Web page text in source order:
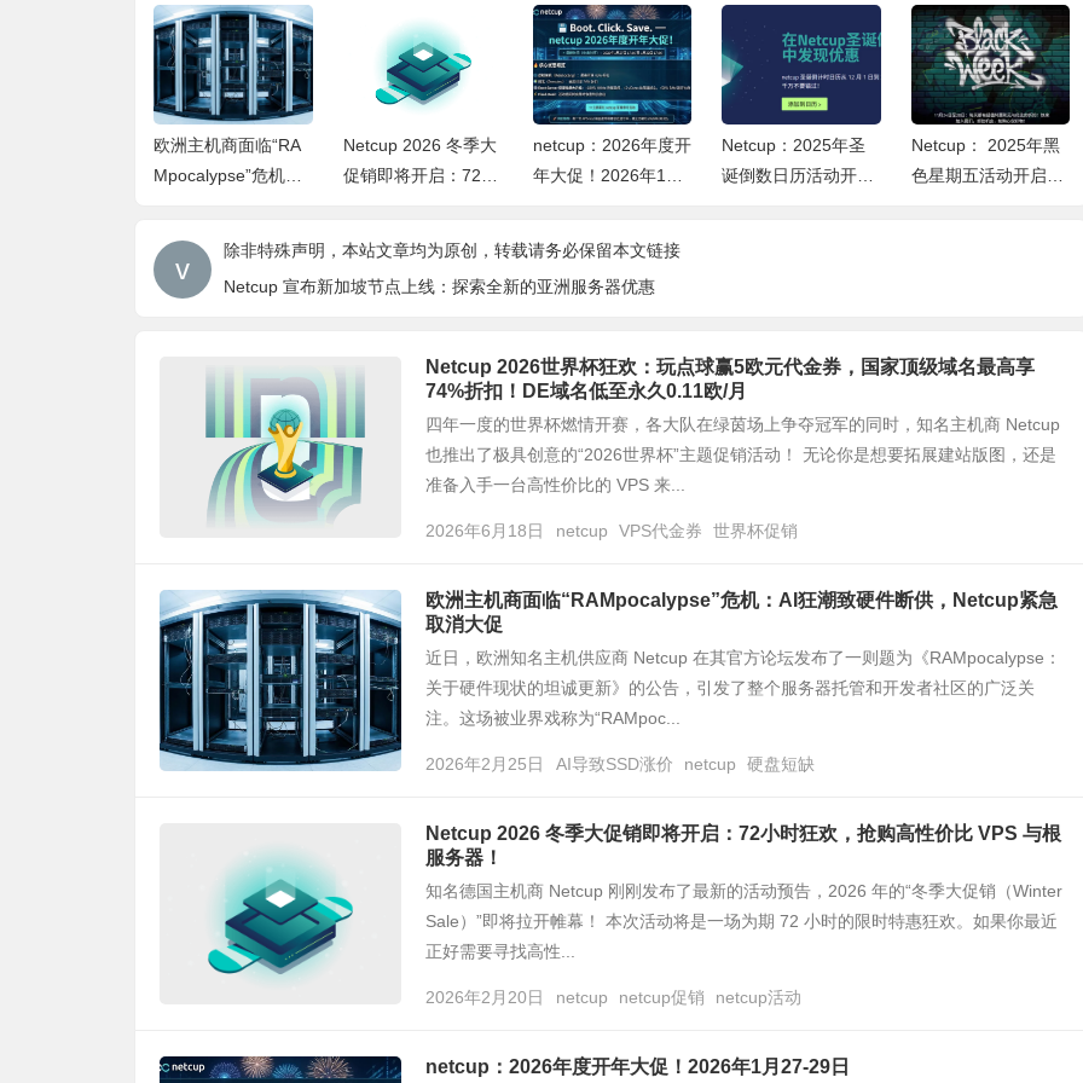
欧洲主机商面临“RA
Mpocalypse”危机：
Netcup 2026 冬季大
促销即将开启：72小
netcup：2026年度开
年大促！2026年1月
Netcup：2025年圣
诞倒数日历活动开启
Netcup： 2025年黑
色星期五活动开启
除非特殊声明，本站文章均为原创，转载请务必保留本文链接
Netcup 宣布新加坡节点上线：探索全新的亚洲服务器优惠
Netcup 2026世界杯狂欢：玩点球赢5欧元代金券，国家顶级域名最高享
74%折扣！DE域名低至永久0.11欧/月
四年一度的世界杯燃情开赛，各大队在绿茵场上争夺冠军的同时，知名主机商 Netcup
也推出了极具创意的“2026世界杯”主题促销活动！ 无论你是想要拓展建站版图，还是
准备入手一台高性价比的 VPS 来...
2026年6月18日 netcup VPS代金券 世界杯促销
欧洲主机商面临“RAMpocalypse”危机：AI狂潮致硬件断供，Netcup紧急
取消大促
近日，欧洲知名主机供应商 Netcup 在其官方论坛发布了一则题为《RAMpocalypse：
关于硬件现状的坦诚更新》的公告，引发了整个服务器托管和开发者社区的广泛关
注。这场被业界戏称为“RAMpoc...
2026年2月25日 AI导致SSD涨价 netcup 硬盘短缺
Netcup 2026 冬季大促销即将开启：72小时狂欢，抢购高性价比 VPS 与根
服务器！
知名德国主机商 Netcup 刚刚发布了最新的活动预告，2026 年的“冬季大促销（Winter
Sale）”即将拉开帷幕！ 本次活动将是一场为期 72 小时的限时特惠狂欢。如果你最近
正好需要寻找高性...
2026年2月20日 netcup netcup促销 netcup活动
netcup：2026年度开年大促！2026年1月27-29日